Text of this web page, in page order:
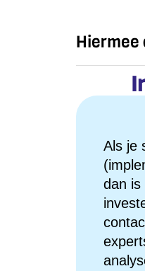
Hiermee
Als je
dan is